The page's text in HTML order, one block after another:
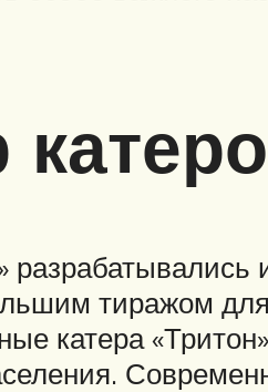
тиражом для
катера